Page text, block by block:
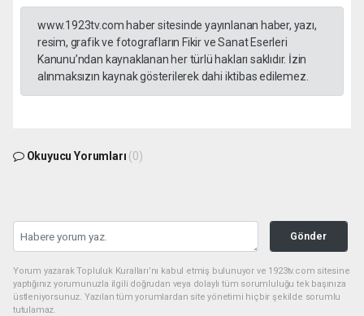
www.1923tv.com haber sitesinde yayınlanan haber, yazı,
resim, grafik ve fotografların Fikir ve Sanat Eserleri
Kanunu’ndan kaynaklanan her türlü hakları saklıdır. İzin
alınmaksızın kaynak gösterilerek dahi iktibas edilemez.
Okuyucu Yorumları (0)
Gönder
Yorum yazarak Topluluk Kuralları’nı kabul etmiş bulunuyor ve 1923tv.com sitesine
yaptığınız yorumunuzla ilgili doğrudan veya dolaylı tüm sorumluluğu tek başınıza
üstleniyorsunuz. Yazılan tüm yorumlardan site yönetimi hiçbir şekilde sorumlu
tutulamaz.